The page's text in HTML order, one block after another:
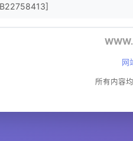
网
所有内容